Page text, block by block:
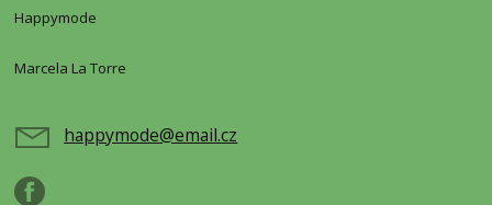
Happymode
Marcela La Torre
happymode@email.cz